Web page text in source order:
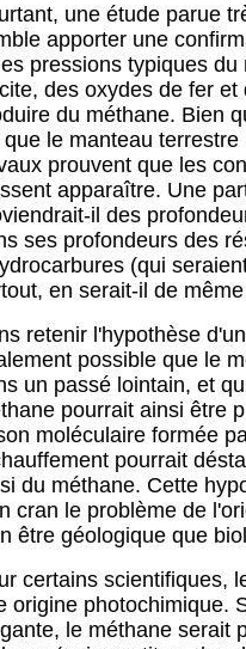
une étude parue
apporter une
pressions typiques
des oxydes de fer
du méthane. Bien
que le manteau
prouvent que les
apparaître. Une
il des
ses profondeurs des
(qui
en serait-il de
retenir l'hypothèse
possible que le
un passé lointain, et
pourrait ainsi être
moléculaire formée
pourrait
du méthane. Cette
cran le problème de
être géologique que
certains scientifiques,
origine photochimique.
le méthane serait